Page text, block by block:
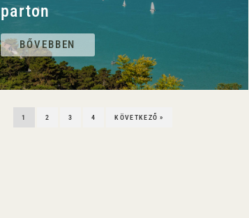
parton
BŐVEBBEN
1 2 3 4 KÖVETKEZŐ »